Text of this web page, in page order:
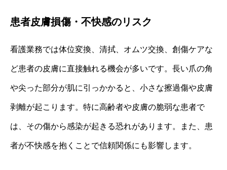
患者皮膚損傷・不快感のリスク
看護業務では体位変換、清拭、オムツ交換、創傷ケアな
ど患者の皮膚に直接触れる機会が多いです。長い爪の角
や尖った部分が肌に引っかかると、小さな擦過傷や皮膚
剥離が起こります。特に高齢者や皮膚の脆弱な患者で
は、その傷から感染が起きる恐れがあります。また、患
者が不快感を抱くことで信頼関係にも影響します。